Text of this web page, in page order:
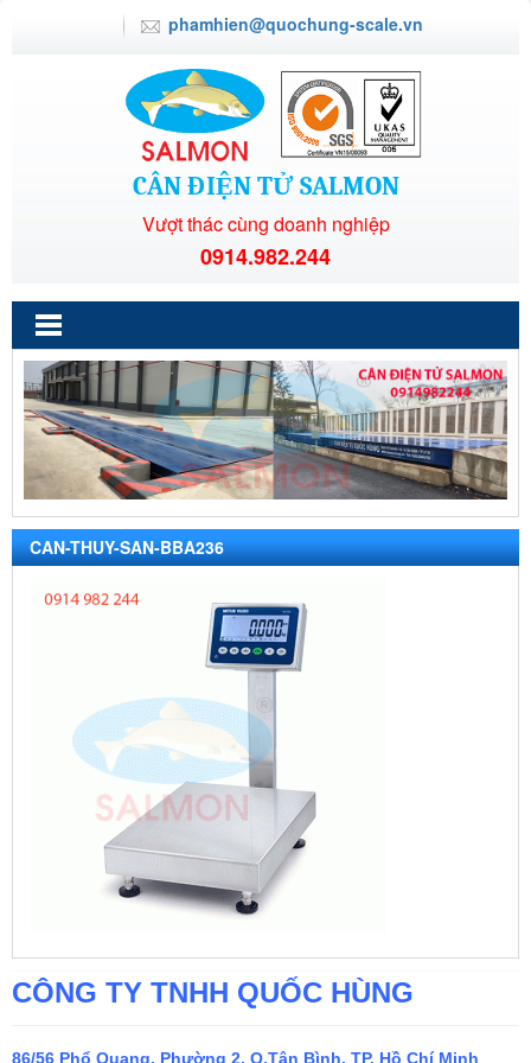
phamhien@quochung-scale.vn
CÂN ĐIỆN TỬ SALMON
Vượt thác cùng doanh nghiệp
0914.982.244
CAN-THUY-SAN-BBA236
CÔNG TY TNHH QUỐC HÙNG
86/56 Phổ Quang, Phường 2, Q.Tân Bình, TP. Hồ Chí Minh